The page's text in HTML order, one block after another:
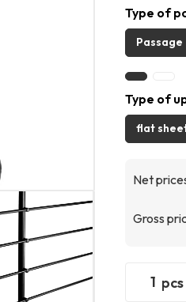
Type of
Passage
Type of
flat
Net
Gross
pcs